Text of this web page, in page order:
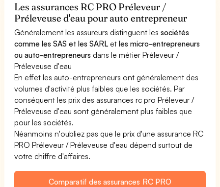
Les assurances RC PRO Préleveur /
Préleveuse d'eau pour auto entrepreneur
Généralement les assureurs distinguent lessociétés
comme les SAS et les SARL etles micro-entrepreneurs
ou auto-entrepreneurs dans le métier Préleveur /
Préleveuse d'eau
En effet les auto-entrepreneurs ont généralement des
volumes d'activité plus faibles que les sociétés. Par
conséquent les prix des assurances rc pro Préleveur /
Préleveuse d'eau sont généralement plus faibles que
pour les sociétés.
Néanmoins n'oubliez pas que le prix d'une assurance RC
PRO Préleveur / Préleveuse d'eau dépend surtout de
votre chiffre d'affaires.
Comparatif des assurances RC PRO